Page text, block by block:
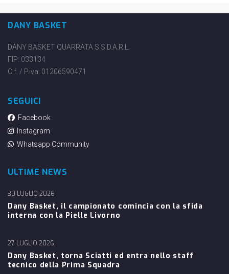
DANY BASKET
DANY BASKET QUARRATA S.S.D.A.R.L.
FIP: 033134
C.f. / P.iva: 01206590471
SEGUICI
Facebook
Instagram
Whatsapp Community
ULTIME NEWS
Dany Basket, il campionato comincia con la sfida
interna con la Pielle Livorno
30 LUGLIO 2026
Dany Basket, torna Sciatti ed entra nello staff
tecnico della Prima Squadra
27 LUGLIO 2026